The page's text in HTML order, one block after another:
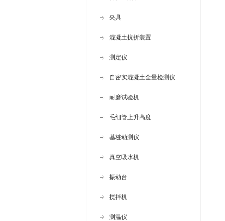
夹具
混凝土抗折装置
测定仪
自密实混凝土全量检测仪
耐磨试验机
毛细管上升高度
基桩动测仪
真空吸水机
振动台
搅拌机
测温仪